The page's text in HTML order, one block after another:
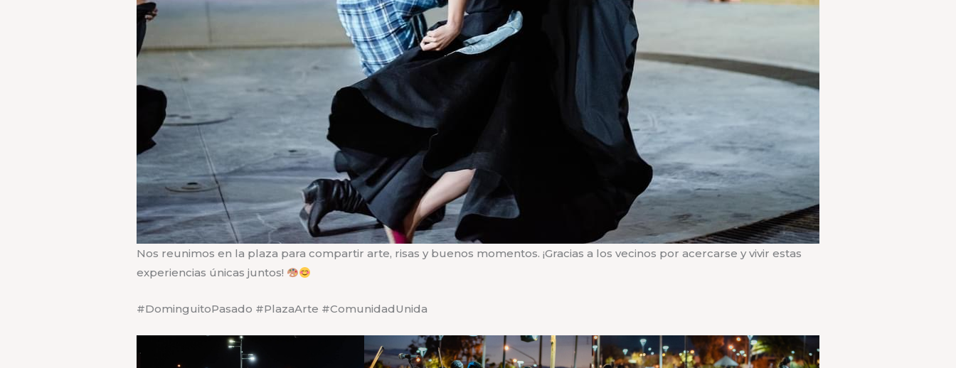
Nos reunimos en la plaza para compartir arte, risas y buenos momentos. ¡Gracias a los vecinos por acercarse y vivir estas
experiencias únicas juntos!
#DominguitoPasado #PlazaArte #ComunidadUnida